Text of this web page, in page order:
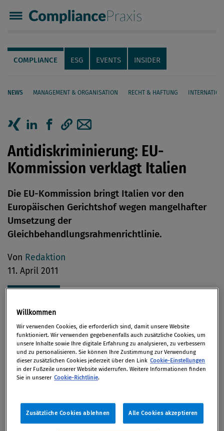
Compliance Praxis
Servicenavigation
Navigation
COMPLIANCE ESG EVENTS INSIDER
NEWS MANAGEMENT & ORGANISATION RECHT & HAFTUNG
Seiteninhalt
Artikel auf Xing teilen
Artikel auf linkedIn teilen
Artikel auf Facebook teilen
Artikellink kopieren
Artikel per Mail teilen
Antidiskriminierung: EU-
Kommission verklagt Italien
Die EU-Kommission bringt Italien vor den
Europäischen Gerichtshof wegen mangelhafter
Umsetzung der
Gleichbehandlungsrahmenrichtlinie.
Von Redaktion
11. April 2011
Gleichbehandlungsrahmenrichtlinie wird ein
allgemeiner Rahmen für die Verwirklichung der
Gleichbehandlung in Beschäftigung und Beruf
vorgegeben. Die Richtlinie betrifft die
Religion oder der Weltanschauung, einer
Behinderung, des Alters oder der sexuellen
Willkommen
Wir verwenden Cookies, die erforderlich sind, damit unsere Website
funktioniert. Wir verwenden gegebenenfalls auch zusätzliche Cookies, um
unsere Inhalte sowie Ihre digitale Erfahrung zu analysieren, zu verbessern
und zu personalisieren. Sie können Ihre Zustimmung zur Verwendung
dieser zusätzlichen Cookies jederzeit über den Link Cookie-Einstellungen
in der Fußzeile unserer Website widerrufen. Weitere Informationen finden
Sie in unserer Cookie-Richtlinie.
Zusätzliche Cookies ablehnen Alle Cookies akzeptieren